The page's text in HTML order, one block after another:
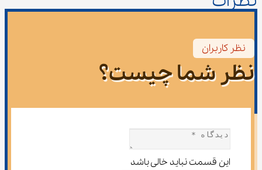
نظر کاربران
نظر شما چیست؟
این قسمت نباید خالی باشد